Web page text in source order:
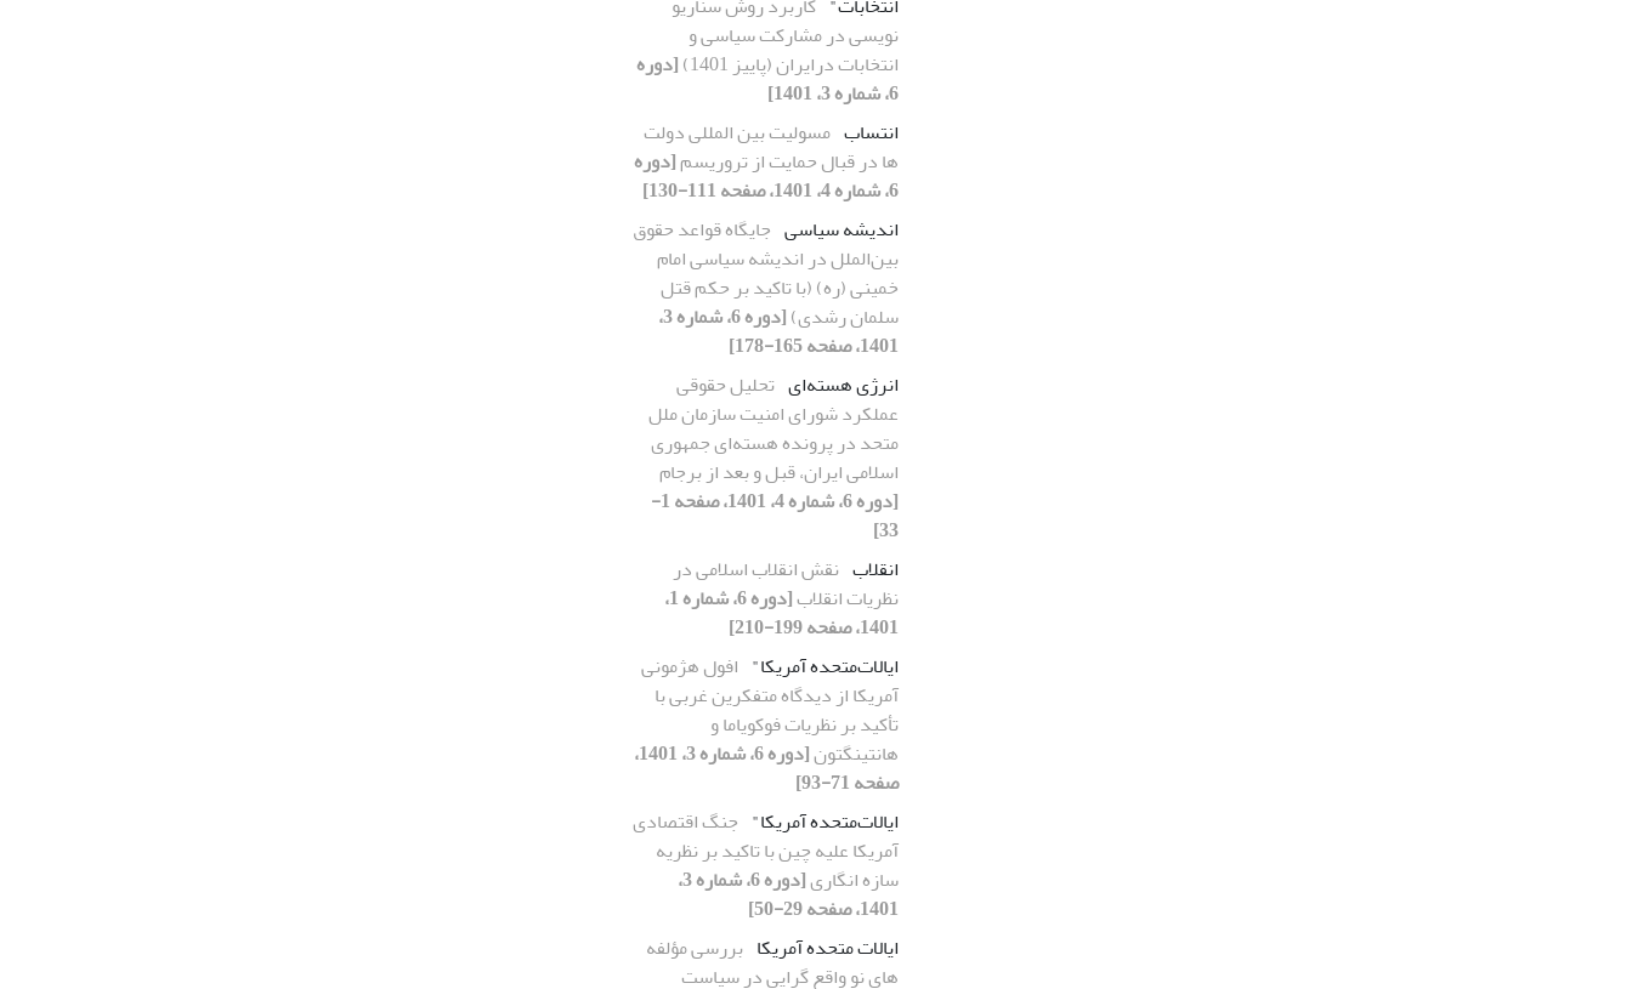
نویسی در مشارکت سیاسی و
انتخابات درایران (پاییز 1401)
[دوره
6، شماره 3، 1401]
انتساب مسولیت بین المللی دولت
ها در قبال حمایت از تروریسم[دوره
6، شماره 4، 1401، صفحه 111-130]
اندیشه سیاسی جایگاه قواعد حقوق
بین‌الملل در اندیشه سیاسی امام
خمینی (ره) (با تاکید بر حکم قتل
سلمان رشدی)
[دوره 6، شماره 3،
1401، صفحه 165-178]
انرژی هسته‌ای تحلیل حقوقی
عملکرد شورای امنیت سازمان ملل
متحد در پرونده هسته‌ای جمهوری
اسلامی ایران، قبل و بعد از برجام
[دوره 6، شماره 4، 1401، صفحه 1-
33]
انقلاب نقش انقلاب اسلامی در
نظریات انقلاب
[دوره 6، شماره 1،
1401، صفحه 199-210]
ایالات‌متحده آمریکا" افول هژمونی
آمریکا از دیدگاه متفکرین غربی با
تأکید بر نظریات فوکویاما و
هانتینگتون
[دوره 6، شماره 3، 1401،
صفحه 71-93]
ایالات‌متحده آمریکا" جنگ اقتصادی
آمریکا علیه چین با تاکید بر نظریه
سازه انگاری
[دوره 6، شماره 3،
1401، صفحه 29-50]
ایالات متحده آمریکا بررسی مؤلفه
های نو واقع گرایی در سیاست